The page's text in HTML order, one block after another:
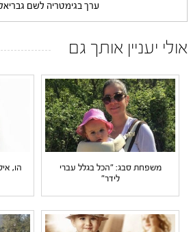
ערך בגימטריה לשם
אולי יעניין אותך גם
משפחת סבג: "הכל בגלל עברי
לידר"
הו,